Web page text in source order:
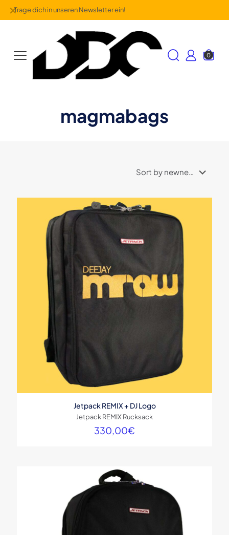
Trage dich in unseren Newsletter ein!
✕
0
magmabags
Jetpack REMIX + DJ Logo
Jetpack REMIX Rucksack
330,00€